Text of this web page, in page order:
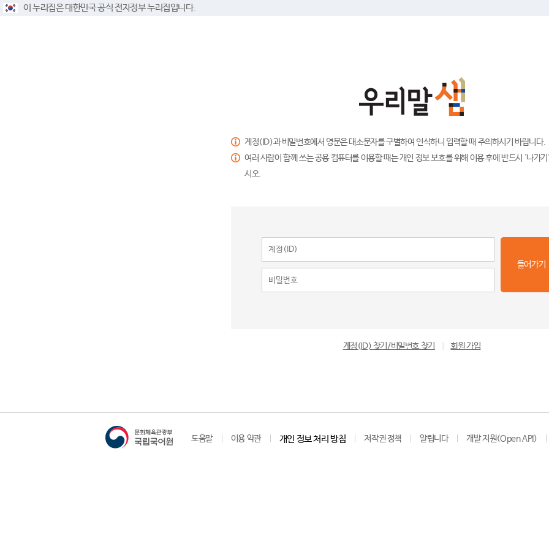
이 누리집은 대한민국 공식 전자정부 누리집입니다.
계정(ID)과 비밀번호에서 영문은 대소문자를 구별하여 인식하니 입력할 때 주의하시기 바랍니다.
여러 사람이 함께 쓰는 공용 컴퓨터를 이용할 때는 개인 정보 보호를 위해 이용 후에 반드시 '나가
시오.
들어가기
계정(ID) 찾기/비밀번호 찾기 회원 가입
도움말 이용 약관 개인 정보 처리 방침 저작권 정책 알립니다 개발 지원(Open API)